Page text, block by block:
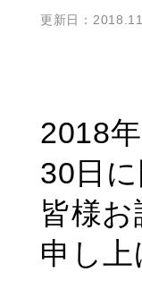
更新日：
2018
30日に
皆様
申し上